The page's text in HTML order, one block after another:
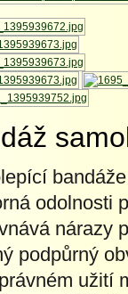
odolnosti
nárazy
podpůrný
užití